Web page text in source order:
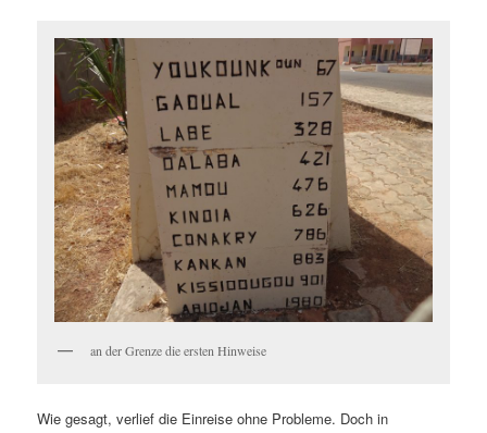
an der Grenze die ersten Hinweise
Wie gesagt, verlief die Einreise ohne Probleme. Doch in